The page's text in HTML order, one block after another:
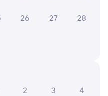
удобной работы
26 27 28
2 3 4